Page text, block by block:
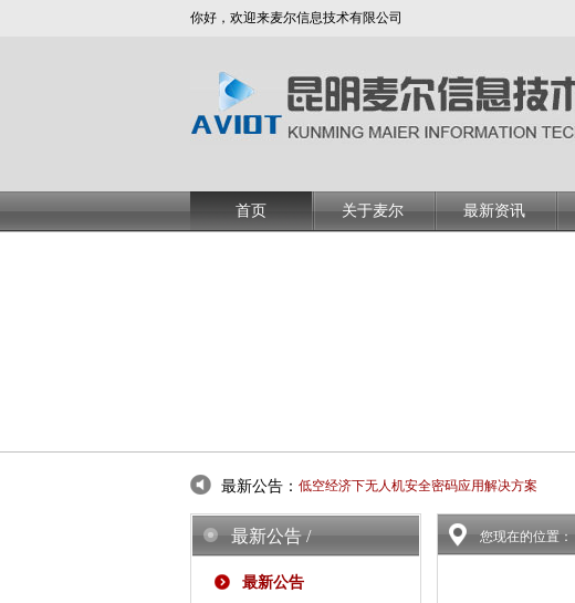
你好，欢迎来麦尔信息技术有限公司
首页 关于麦尔 最新资讯
最新公告： 低空经济下无人机安全密码应用解决方案
最新公告 /
最新公告
您现在的位置：